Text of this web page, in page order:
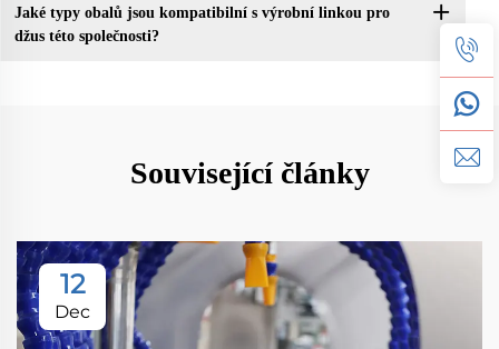
Jaké typy obalů jsou kompatibilní s výrobní linkou pro
džus této společnosti?
Související články
12
Dec